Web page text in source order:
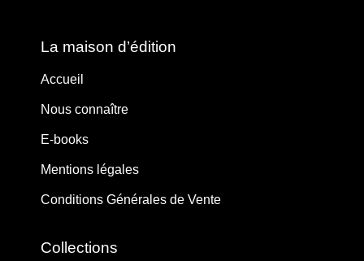
La maison d’édition
Accueil
Nous connaître
E-books
Mentions légales
Conditions Générales de Vente
Collections